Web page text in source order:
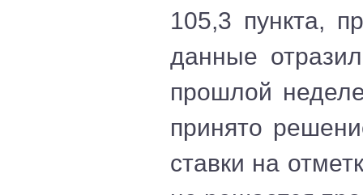
105,3 пункта,
данные
прошлой
принято
ставки на